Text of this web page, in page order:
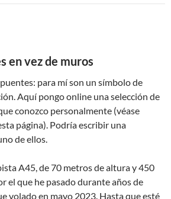
en vez de muros
para mí son un símbolo de
Aquí pongo online una selección de
conozco personalmente (véase
página). Podría escribir una
de ellos.
A45, de 70 metros de altura y 450
el que he pasado durante años de
volado en mayo 2023. Hasta que esté